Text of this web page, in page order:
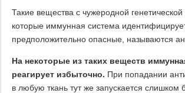
Такие вещества с чужеродной генетической
которые иммунная система
предположительно опасные, называются
На некоторые из таких веществ
реагирует избыточно. При попадании
в любую ткань тут же запускается слишком